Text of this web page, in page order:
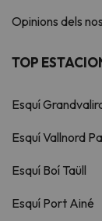
Opinions dels
TOP
Esquí
Esquí Vallnord
Esquí Boí Taüll
Esquí Port Ainé